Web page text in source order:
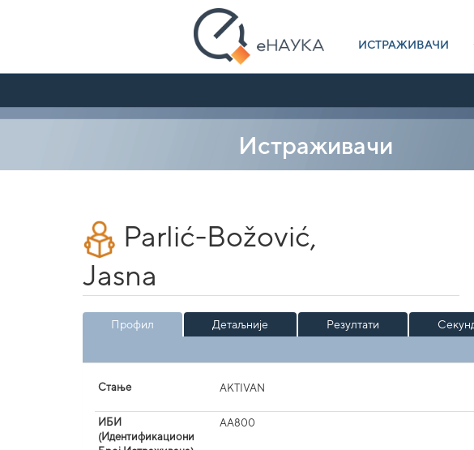
ИСТРАЖИВАЧИ
Истраживачи
Parlić-Božović,
Jasna
Профил Детаљније Резултати
Стање AKTIVAN
ИБИ
(Идентификациони
AA800